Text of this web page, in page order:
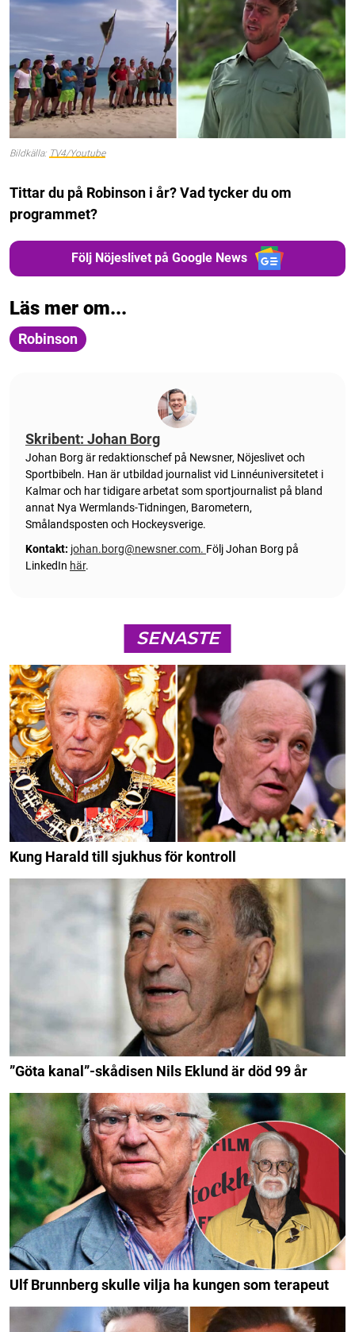
Bildkälla: TV4/Youtube
Tittar du på Robinson i år? Vad tycker du om
programmet?
Följ Nöjeslivet på Google News
Läs mer om...
Robinson
Skribent: Johan Borg
Johan Borg är redaktionschef på Newsner, Nöjeslivet och
Sportbibeln. Han är utbildad journalist vid Linnéuniversitetet i
Kalmar och har tidigare arbetat som sportjournalist på bland
annat Nya Wermlands-Tidningen, Barometern,
Smålandsposten och Hockeysverige.
Kontakt: johan.borg@newsner.com. Följ Johan Borg på
LinkedIn här.
SENASTE
Kung Harald till sjukhus för kontroll
”Göta kanal”-skådisen Nils Eklund är död 99 år
Ulf Brunnberg skulle vilja ha kungen som terapeut